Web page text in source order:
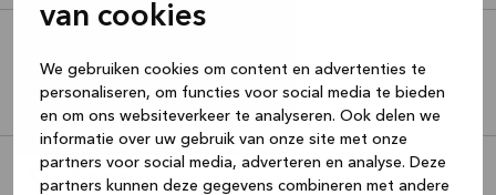
van cookies
We gebruiken cookies om content en advertenties te
personaliseren, om functies voor social media te bieden
en om ons websiteverkeer te analyseren. Ook delen we
informatie over uw gebruik van onze site met onze
partners voor social media, adverteren en analyse. Deze
partners kunnen deze gegevens combineren met andere
Duivendijk 8,5672AD Nuenen
Vandaag open vanaf 10:00 - 17:30
Kvik Emmen